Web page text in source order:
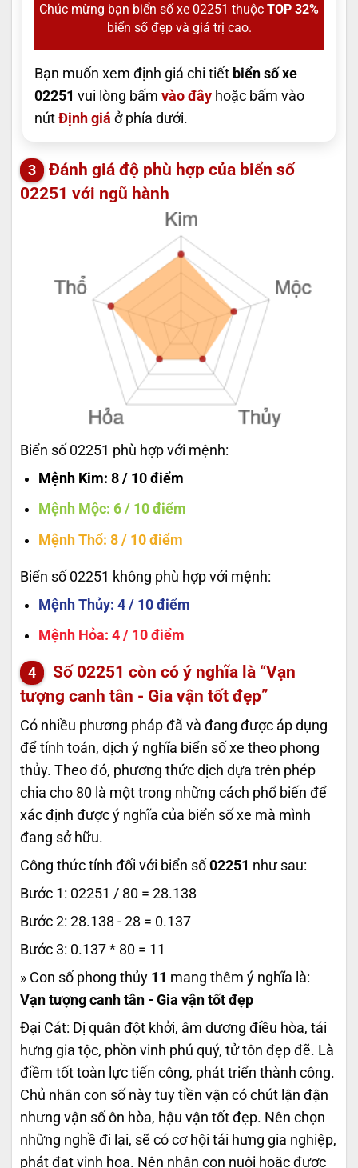
Chúc mừng bạn biển số xe 02251 thuộc TOP 32%
biển số đẹp và giá trị cao.
Bạn muốn xem định giá chi tiết biển số xe
02251 vui lòng bấm vào đây hoặc bấm vào
nút Định giá ở phía dưới.
Đánh giá độ phù hợp của biển số
02251 với ngũ hành
Biển số 02251 phù hợp với mệnh:
Mệnh Kim: 8 / 10 điểm
Mệnh Mộc: 6 / 10 điểm
Mệnh Thổ: 8 / 10 điểm
Biển số 02251 không phù hợp với mệnh:
Mệnh Thủy: 4 / 10 điểm
Mệnh Hỏa: 4 / 10 điểm
Số 02251 còn có ý nghĩa là “Vạn
tượng canh tân - Gia vận tốt đẹp”
Có nhiều phương pháp đã và đang được áp dụng
để tính toán, dịch ý nghĩa biển số xe theo phong
thủy. Theo đó, phương thức dịch dựa trên phép
chia cho 80 là một trong những cách phổ biến để
xác định được ý nghĩa của biển số xe mà mình
đang sở hữu.
Công thức tính đối với biển số 02251 như sau:
Bước 1: 02251 / 80 = 28.138
Bước 2: 28.138 - 28 = 0.137
Bước 3: 0.137 * 80 = 11
» Con số phong thủy 11 mang thêm ý nghĩa là:
Vạn tượng canh tân - Gia vận tốt đẹp
Đại Cát: Dị quân đột khởi, âm dương điều hòa, tái
hưng gia tộc, phồn vinh phú quý, tử tôn đẹp đẽ. Là
điềm tốt toàn lực tiến công, phát triển thành công.
Chủ nhân con số này tuy tiền vận có chút lận đận
nhưng vận số ôn hòa, hậu vận tốt đẹp. Nên chọn
những nghề đi lại, sẽ có cơ hội tái hưng gia nghiệp,
phát đạt vinh hoa. Nên nhận con nuôi hoặc được